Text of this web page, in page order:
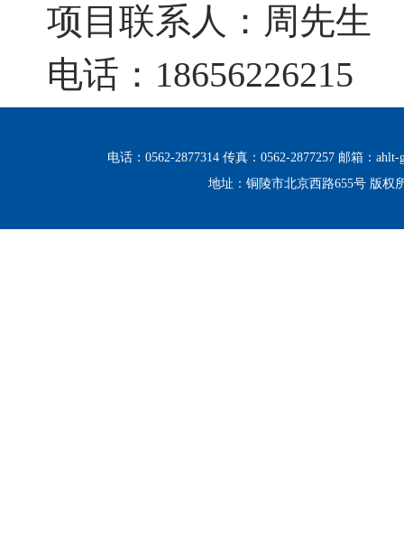
项目联系人：周先生
电话： 18656226215
电话：0562-2877314 传真：0562-2877257 邮箱：
地址：铜陵市北京西路655号 版权